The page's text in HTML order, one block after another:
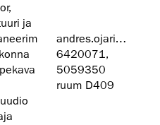
ja
andres.ojari@artun.ee
6420071,
5059350
ruum D409